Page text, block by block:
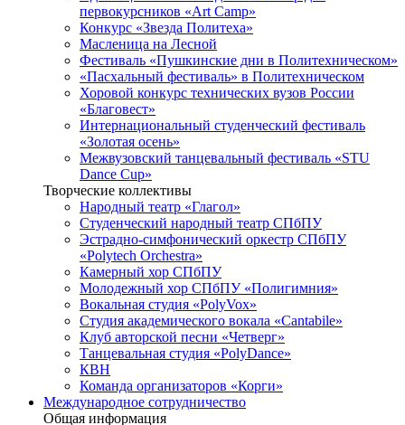
первокурсников «Art Camp»
Конкурс «Звезда Политеха»
Масленица на Лесной
Фестиваль «Пушкинские дни в Политехническом»
«Пасхальный фестиваль» в Политехническом
Хоровой конкурс технических вузов России
«Благовест»
Интернациональный студенческий фестиваль
«Золотая осень»
Межвузовский танцевальный фестиваль «STU
Dance Cup»
Творческие коллективы
Народный театр «Глагол»
Студенческий народный театр СПбПУ
Эстрадно-симфонический оркестр СПбПУ
«Polytech Orchestra»
Камерный хор СПбПУ
Молодежный хор СПбПУ «Полигимния»
Вокальная студия «PolyVox»
Студия академического вокала «Cantabile»
Клуб авторской песни «Четверг»
Танцевальная студия «PolyDance»
КВН
Команда организаторов «Корги»
Международное сотрудничество
Общая информация